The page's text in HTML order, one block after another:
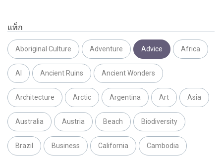
แท็ก
Aboriginal Culture Adventure Advice Africa
AI Ancient Ruins Ancient Wonders
Architecture Arctic Argentina Art Asia
Australia Austria Beach Biodiversity
Brazil Business California Cambodia